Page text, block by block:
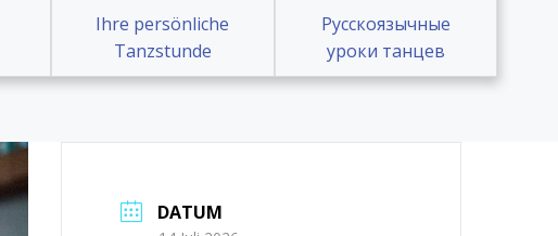
Ihre persönliche
Tanzstunde
Русскоязычные
уроки танцев
DATUM